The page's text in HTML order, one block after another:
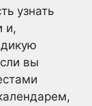
узнать
и,
вы